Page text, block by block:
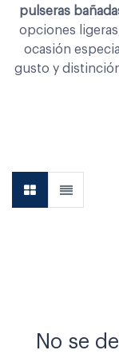
pulseras
opciones
ocasión
gusto y
No se